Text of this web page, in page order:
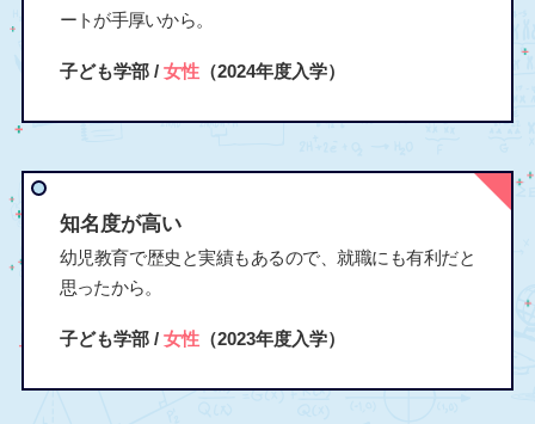
ートが手厚いから。
子ども学部 / 女性（2024年度入学）
知名度が高い
幼児教育で歴史と実績もあるので、就職にも有利だと
思ったから。
子ども学部 / 女性（2023年度入学）